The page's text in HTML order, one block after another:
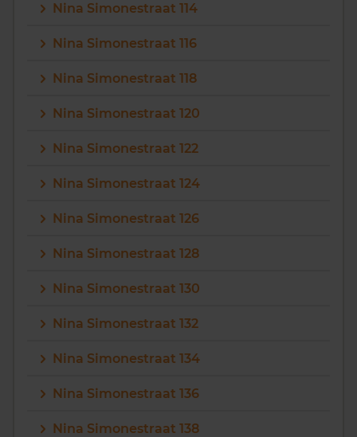
Nina Simonestraat 114
Nina Simonestraat 116
Nina Simonestraat 118
Nina Simonestraat 120
Nina Simonestraat 122
Nina Simonestraat 124
Nina Simonestraat 126
Nina Simonestraat 128
Nina Simonestraat 130
Nina Simonestraat 132
Nina Simonestraat 134
Nina Simonestraat 136
Nina Simonestraat 138